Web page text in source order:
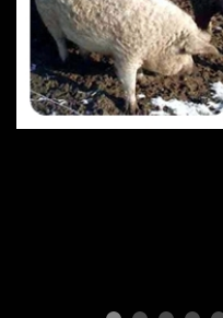
ПОРОДЫ СВИНЕЙ
Mangalitsa